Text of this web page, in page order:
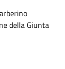
della Giunta